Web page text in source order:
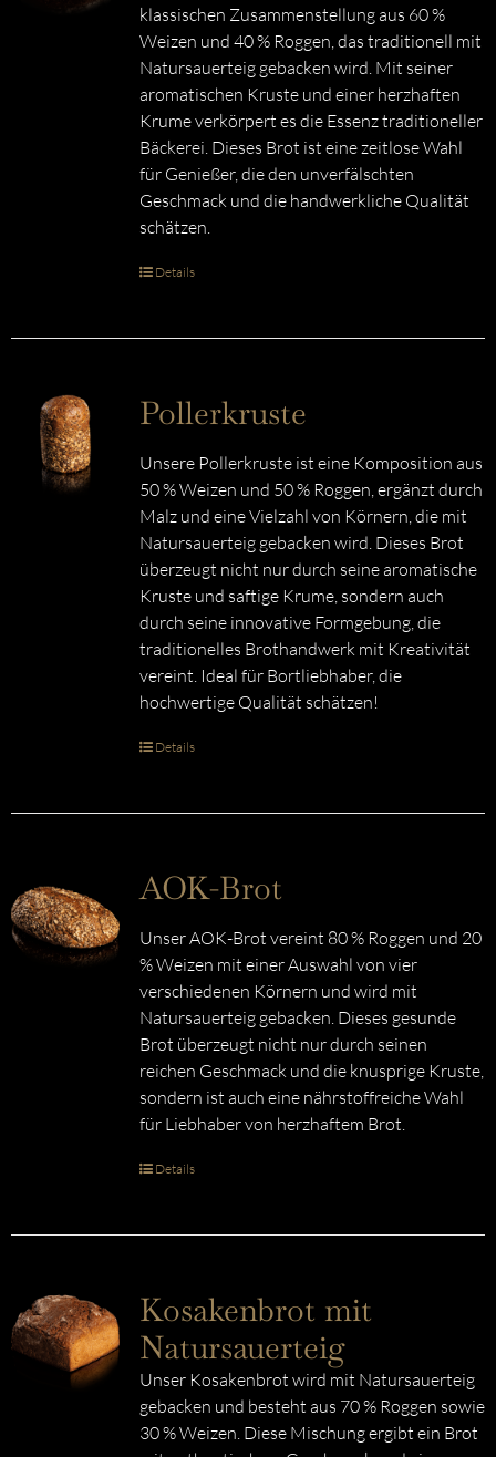
klassischen Zusammenstellung aus 60 %
Weizen und 40 % Roggen, das traditionell mit
Natursauerteig gebacken wird. Mit seiner
aromatischen Kruste und einer herzhaften
Krume verkörpert es die Essenz traditioneller
Bäckerei. Dieses Brot ist eine zeitlose Wahl
für Genießer, die den unverfälschten
Geschmack und die handwerkliche Qualität
schätzen.
Details
Pollerkruste
Unsere Pollerkruste ist eine Komposition aus
50 % Weizen und 50 % Roggen, ergänzt durch
Malz und eine Vielzahl von Körnern, die mit
Natursauerteig gebacken wird. Dieses Brot
überzeugt nicht nur durch seine aromatische
Kruste und saftige Krume, sondern auch
durch seine innovative Formgebung, die
traditionelles Brothandwerk mit Kreativität
vereint. Ideal für Bortliebhaber, die
hochwertige Qualität schätzen!
Details
AOK-Brot
Unser AOK-Brot vereint 80 % Roggen und 20
% Weizen mit einer Auswahl von vier
verschiedenen Körnern und wird mit
Natursauerteig gebacken. Dieses gesunde
Brot überzeugt nicht nur durch seinen
reichen Geschmack und die knusprige Kruste,
sondern ist auch eine nährstoffreiche Wahl
für Liebhaber von herzhaftem Brot.
Details
Kosakenbrot mit
Natursauerteig
Unser Kosakenbrot wird mit Natursauerteig
gebacken und besteht aus 70 % Roggen sowie
30 % Weizen. Diese Mischung ergibt ein Brot